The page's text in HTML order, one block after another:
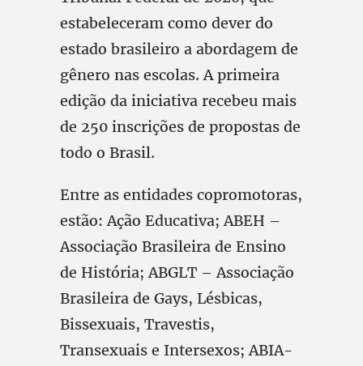
estabeleceram como dever do
estado brasileiro a abordagem de
gênero nas escolas. A primeira
edição da iniciativa recebeu mais
de 250 inscrições de propostas de
todo o Brasil.
Entre as entidades copromotoras,
estão: Ação Educativa; ABEH –
Associação Brasileira de Ensino
de História; ABGLT – Associação
Brasileira de Gays, Lésbicas,
Bissexuais, Travestis,
Transexuais e Intersexos; ABIA-